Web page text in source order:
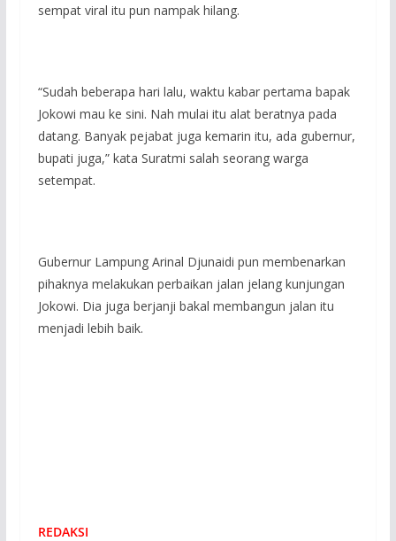
sempat viral itu pun nampak hilang.
“Sudah beberapa hari lalu, waktu kabar pertama bapak
Jokowi mau ke sini. Nah mulai itu alat beratnya pada
datang. Banyak pejabat juga kemarin itu, ada gubernur,
bupati juga,” kata Suratmi salah seorang warga
setempat.
Gubernur Lampung Arinal Djunaidi pun membenarkan
pihaknya melakukan perbaikan jalan jelang kunjungan
Jokowi. Dia juga berjanji bakal membangun jalan itu
menjadi lebih baik.
REDAKSI